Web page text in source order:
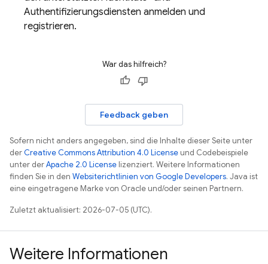
Authentifizierungsdiensten anmelden und
registrieren.
War das hilfreich?
Feedback geben
Sofern nicht anders angegeben, sind die Inhalte dieser Seite unter
derCreative Commons Attribution 4.0 License und Codebeispiele
unter derApache 2.0 License lizenziert. Weitere Informationen
finden Sie in den Websiterichtlinien von Google Developers. Java ist
eine eingetragene Marke von Oracle und/oder seinen Partnern.
Zuletzt aktualisiert: 2026-07-05 (UTC).
Weitere Informationen